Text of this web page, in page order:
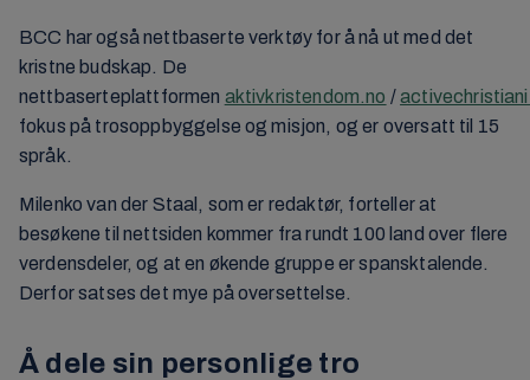
BCC har også nettbaserte verktøy for å nå ut med det
kristne budskap. De
nettbaserteplattformen aktivkristendom.no /
fokus på trosoppbyggelse og misjon, og er oversatt til 15
språk.
Milenko van der Staal, som er redaktør, forteller at
besøkene til nettsiden kommer fra rundt 100 land over flere
verdensdeler, og at en økende gruppe er spansktalende.
Derfor satses det mye på oversettelse.
Å dele sin personlige tro